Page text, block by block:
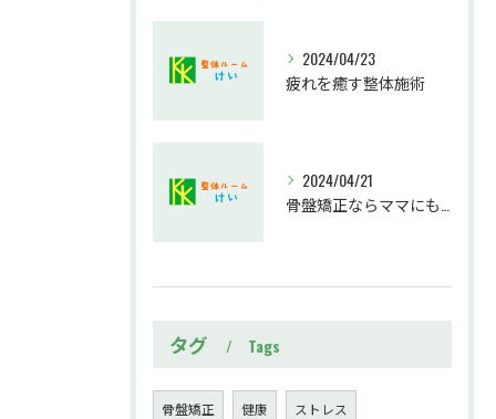
2024/04/23
疲れを癒す整体施術
2024/04/21
タグ Tags
骨盤矯正 健康 ストレス